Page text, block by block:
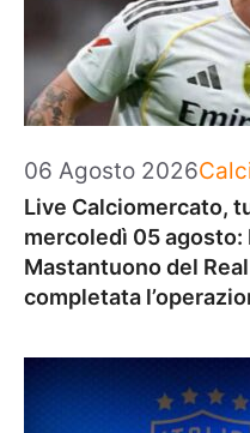
06 Agosto 2026
Live Calciomercato,
mercoledì 05
Mastantuono del
completata